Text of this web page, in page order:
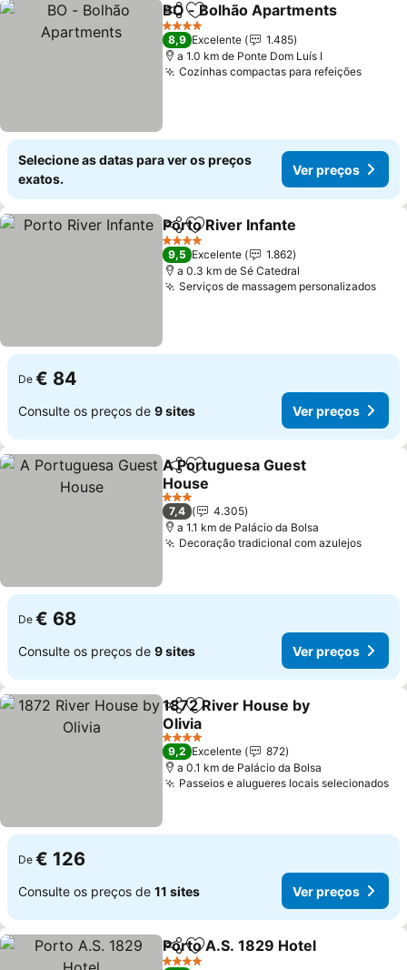
PartilharAdicionar aos favoritos
BO - Bolhão Apartments
4 Estrelas
8,9 Excelente
1.485
a 1.0 km de Ponte Dom Luís I
Cozinhas compactas para refeiçõesVer
Selecione as datas para ver os preços
exatos.
Ver preços
PartilharAdicionar aos favoritos
Porto River Infante
4 Estrelas
9,5 Excelente
1.862
a 0.3 km de Sé Catedral
Serviços de massagem personalizadosVer
De € 84
Consulte os preços de 9 sites Ver preços
PartilharAdicionar aos favoritos
A Portuguesa Guest
House
Ver preços
3 Estrelas
7,4
4.305
a 1.1 km de Palácio da Bolsa
Decoração tradicional com azulejosVer
De € 68
Consulte os preços de 9 sites Ver preços
PartilharAdicionar aos favoritos
1872 River House by
Olivia
Ver preços
4 Estrelas
9,2 Excelente
872
a 0.1 km de Palácio da Bolsa
Passeios e alugueres locais selecionados
De € 126
Consulte os preços de 11 sites Ver preços
PartilharAdicionar aos favoritos
Porto A.S. 1829 Hotel
4 Estrelas